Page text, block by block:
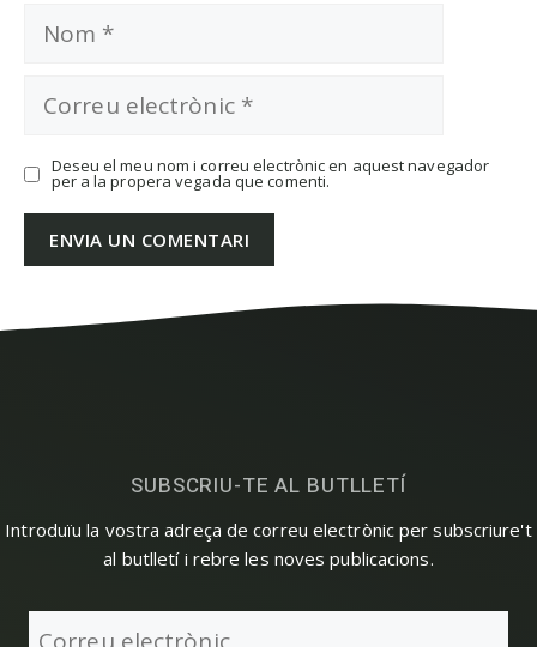
Nom
Correu
Deseu el meu nom i correu electrònic en aquest navegador
per a la propera vegada que comenti.
SUBSCRIU-TE AL BUTLLETÍ
Introduïu la vostra adreça de correu electrònic per subscriure't
al butlletí i rebre les noves publicacions.